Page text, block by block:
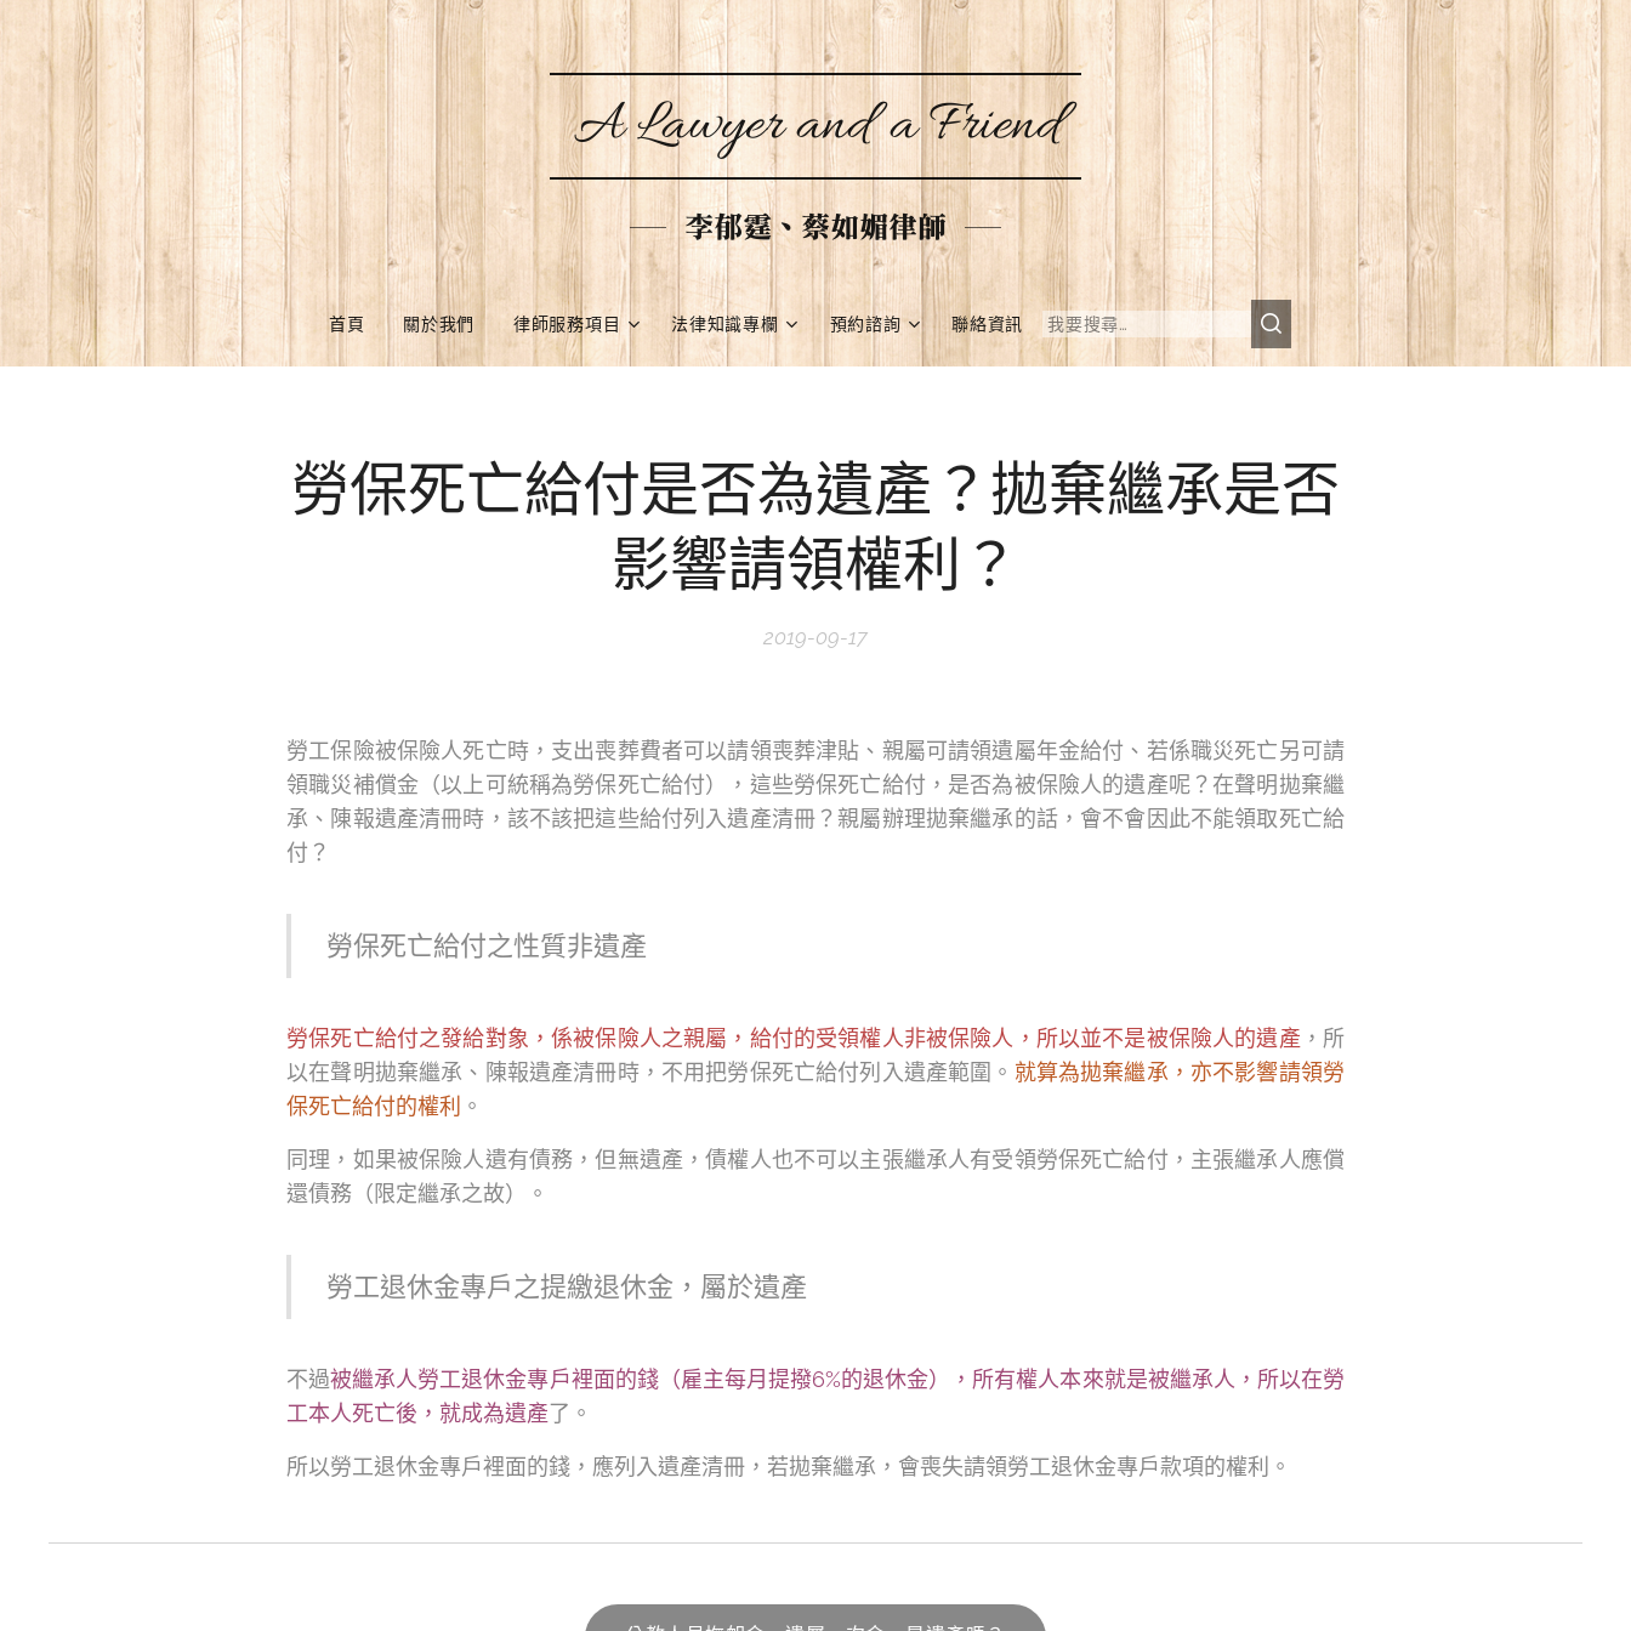
A Lawyer and a Friend
李郁霆、蔡如媚律師
首頁 關於我們 律師服務項目 法律知識專欄 預約諮詢 聯絡資訊
勞保死亡給付是否為遺產？拋棄繼承是否
影響請領權利？
2019-09-17
勞工保險被保險人死亡時，支出喪葬費者可以請領喪葬津貼、親屬可請領遺屬年金給付、若係職災死亡另可請
領職災補償金（以上可統稱為勞保死亡給付），這些勞保死亡給付，是否為被保險人的遺產呢？在聲明拋棄繼
承、陳報遺產清冊時，該不該把這些給付列入遺產清冊？親屬辦理拋棄繼承的話，會不會因此不能領取死亡給
付？
勞保死亡給付之性質非遺產
勞保死亡給付之發給對象，係被保險人之親屬，給付的受領權人非被保險人，所以並不是被保險人的遺產 ，所
以在聲明拋棄繼承、陳報遺產清冊時，不用把勞保死亡給付列入遺產範圍。 就算為拋棄繼承，亦不影響請領勞
保死亡給付的權利 。
同理，如果被保險人遺有債務，但無遺產，債權人也不可以主張繼承人有受領勞保死亡給付，主張繼承人應償
還債務（限定繼承之故）。
勞工退休金專戶之提繳退休金，屬於遺產
不過被繼承人勞工退休金專戶裡面的錢（雇主每月提撥6%的退休金），所有權人本來就是被繼承人，所以在勞
工本人死亡後，就成為遺產了。
所以勞工退休金專戶裡面的錢，應列入遺產清冊，若拋棄繼承，會喪失請領勞工退休金專戶款項的權利。